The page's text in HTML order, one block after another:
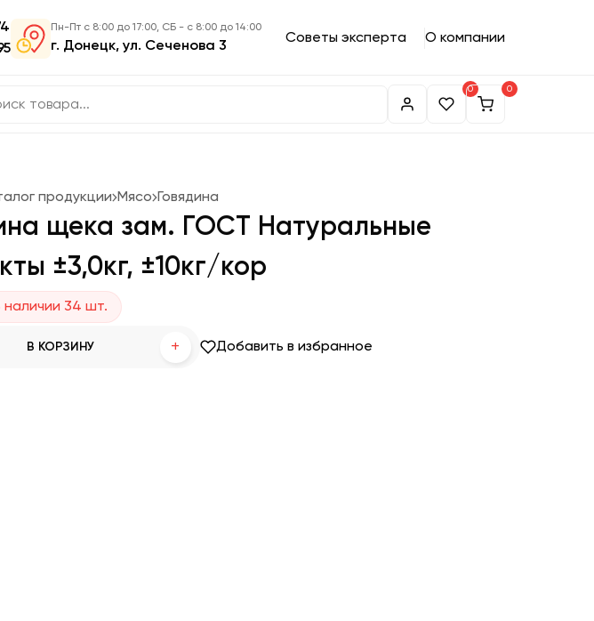
Пн-Пт с 8:00 до 17:00, СБ - с 8:00 до 14:00
г. Донецк, ул. Сеченова 3
Советы эксперта О компании
0 0
продукции Мясо Говядина
щека зам. ГОСТ Натуральные
±3,0кг, ±10кг/кор
наличии 34 шт.
В КОРЗИНУ + Добавить в избранное